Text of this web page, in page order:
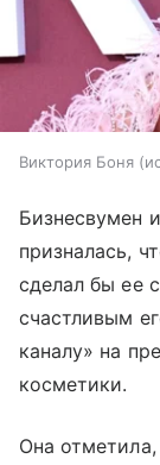
Виктория Боня
Бизнесвумен
призналась,
сделал бы ее
счастливым
каналу» на
косметики.
Она отметила,